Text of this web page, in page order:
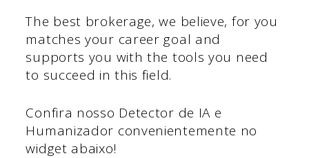
The best brokerage, we believe, for you
matches your career goal and
supports you with the tools you need
to succeed in this field.
Confira nosso Detector de IA e
Humanizador convenientemente no
widget abaixo!